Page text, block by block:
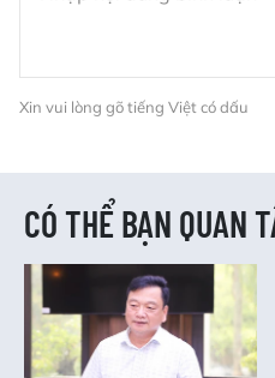
Xin vui lòng gõ tiếng Việt có dấu
CÓ THỂ BẠN QUAN